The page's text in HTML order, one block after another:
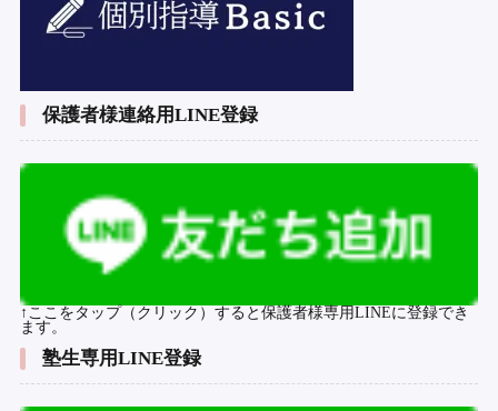
保護者様連絡用LINE登録
↑ここをタップ（クリック）すると保護者様専用LINEに登録でき
ます。
塾生専用LINE登録